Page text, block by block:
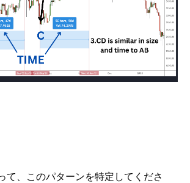
て、このパターンを特定してくださ